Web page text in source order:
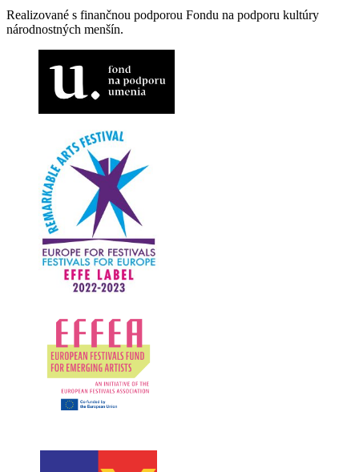
Realizované s finančnou podporou Fondu na podporu kultúry
národnostných menšín.